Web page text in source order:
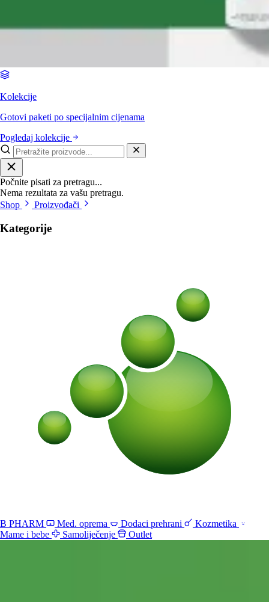
Kolekcije
Gotovi paketi po specijalnim cijenama
Pogledaj kolekcije
Počnite pisati za pretragu...
Nema rezultata za vašu pretragu.
Shop
Proizvođači
Kategorije
B PHARM Med. oprema Dodaci prehrani
Kozmetika
Mame i bebe
Samoliječenje Outlet